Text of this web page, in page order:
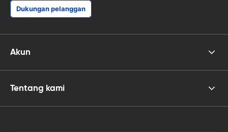
Dukungan pelanggan
Akun
Tentang kami